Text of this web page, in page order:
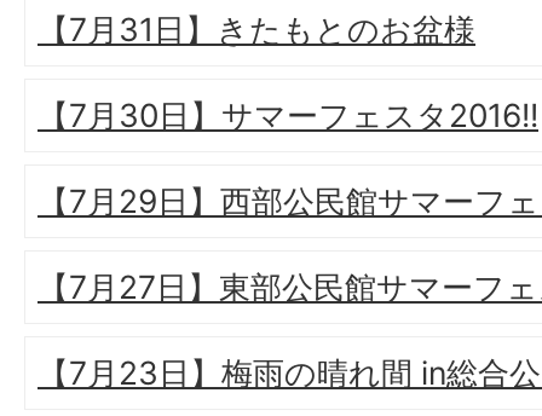
【7月31日】きたもとのお盆様
【7月30日】サマーフェスタ2016!!
【7月29日】西部公民館サマーフ
【7月27日】東部公民館サマーフ
【7月23日】梅雨の晴れ間 in総合